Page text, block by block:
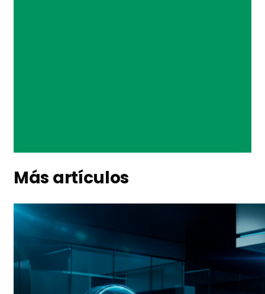
Más artículos